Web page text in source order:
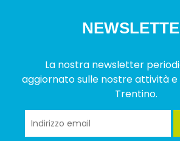
La nostra newsletter
aggiornato sulle nostre attività e
Trentino.